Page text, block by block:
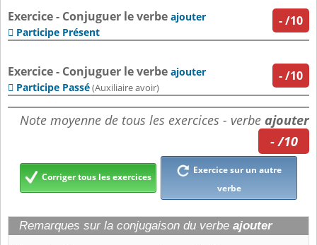
-/10
Exercice - Conjuguer le verbe ajouter
 Participe Présent
-/10
Exercice - Conjuguer le verbe ajouter
 Participe Passé(Auxiliaire avoir)
Note moyenne de tous les exercices - verbe ajouter
- /10
Corriger tous les exercices
Exercice sur un autre
verbe
Remarques sur la conjugaison du verbe ajouter